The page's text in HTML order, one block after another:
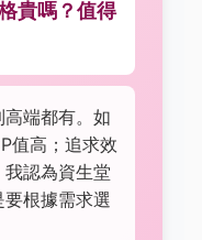
貴嗎？值得
端都有。如
值高；追求效
認為資生堂
根據需求選